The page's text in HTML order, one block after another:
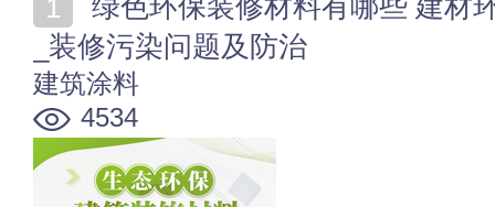
_装修污染问题及防治
建筑涂料
4534